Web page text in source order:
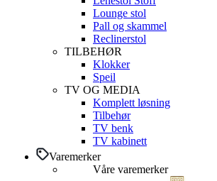
Lounge stol
Pall og skammel
Reclinerstol
TILBEHØR
Klokker
Speil
TV OG MEDIA
Komplett løsning
Tilbehør
TV benk
TV kabinett
Varemerker
Våre varemerker